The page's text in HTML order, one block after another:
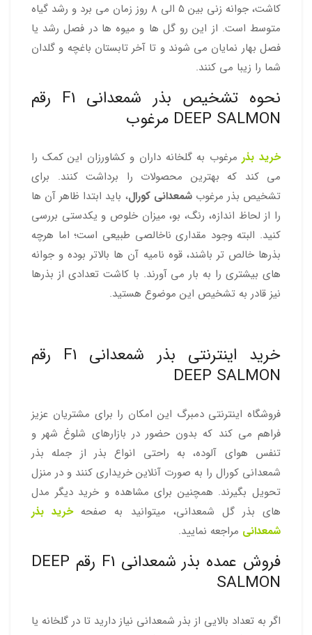
کاشت، جوانه زنی بین 5 الی 8 روز زمان می برد و رشد گیاه
متوسط است. از این رو گل ها و میوه ها در فصل رشد یا
فصل بهار نمایان می شوند و تا آخر تابستان باغچه و گلدان
شما را زیبا می کنند.
نحوه تشخیص بذر شمعدانی F1 رقم
DEEP SALMON مرغوب
خرید بذرمرغوب به گلخانه داران و کشاورزان این کمک را
می کند که بهترین محصولات را برداشت کنند. برای
تشخیص بذر مرغوبشمعدانی کورال، باید ابتدا ظاهر آن ها
را از لحاظ اندازه، رنگ، بو، میزان خلوص و یکدستی بررسی
کنید. البته وجود مقداری ناخالصی طبیعی است؛ اما هرچه
بذرها خالص تر باشند، قوه نامیه آن ها بالاتر بوده و جوانه
های بیشتری را به بار می آورند. با کاشت تعدادی از بذرها
نیز قادر به تشخیص این موضوع هستید.
خرید اینترنتی بذر شمعدانی F1 رقم
DEEP SALMON
فروشگاه اینترنتی دمبرگ این امکان را برای مشتریان عزیز
فراهم می کند که بدون حضور در بازارهای شلوغ شهر و
تنفس هوای آلوده، به راحتی انواع بذر از جمله بذر
شمعدانی کورال را به صورت آنلاین خریداری کنند و در منزل
تحویل بگیرند. همچنین برای مشاهده و خرید دیگر مدل
های بذر گل شمعدانی، میتوانید به صفحه خرید بذر
شمعدانی مراجعه نمایید.
فروش عمده بذر شمعدانی F1 رقم DEEP
SALMON
اگر به تعداد بالایی از بذر شمعدانی نیاز دارید تا در گلخانه یا